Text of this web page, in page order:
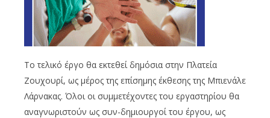
Το τελικό έργο θα εκτεθεί δημόσια στην Πλατεία
Ζουχουρί, ως μέρος της επίσημης έκθεσης της Μπιενάλε
Λάρνακας. Όλοι οι συμμετέχοντες του εργαστηρίου θα
αναγνωριστούν ως συν-δημιουργοί του έργου, ως